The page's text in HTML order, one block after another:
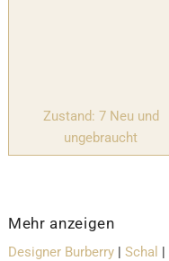
Zustand: 7 Neu und
ungebraucht
Mehr anzeigen
Designer Burberry | Schal |